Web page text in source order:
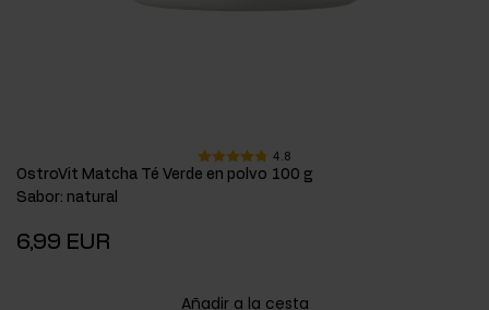
4.8
OstroVit Matcha Té Verde en polvo 100 g
Sabor: natural
6,99 EUR
Añadir a la cesta